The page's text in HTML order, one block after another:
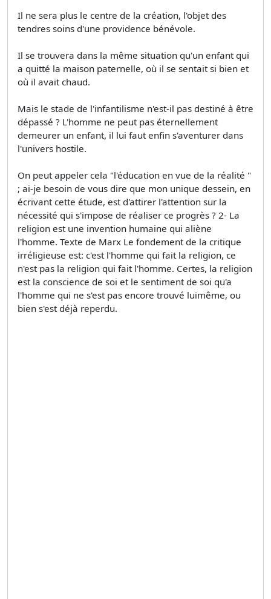
Il ne sera plus le centre de la création, l'objet des
tendres soins d'une providence bénévole.
Il se trouvera dans la même situation qu'un enfant qui
a quitté la maison paternelle, où il se sentait si bien et
où il avait chaud.
Mais le stade de l'infantilisme n'est-il pas destiné à être
dépassé ? L'homme ne peut pas éternellement
demeurer un enfant, il lui faut enfin s'aventurer dans
l'univers hostile.
On peut appeler cela "l'éducation en vue de la réalité "
; ai-je besoin de vous dire que mon unique dessein, en
écrivant cette étude, est d'attirer l'attention sur la
nécessité qui s'impose de réaliser ce progrès ? 2- La
religion est une invention humaine qui aliène
l'homme. Texte de Marx Le fondement de la critique
irréligieuse est: c'est l'homme qui fait la religion, ce
n'est pas la religion qui fait l'homme. Certes, la religion
est la conscience de soi et le sentiment de soi qu'a
l'homme qui ne s'est pas encore trouvé luimême, ou
bien s'est déjà reperdu.